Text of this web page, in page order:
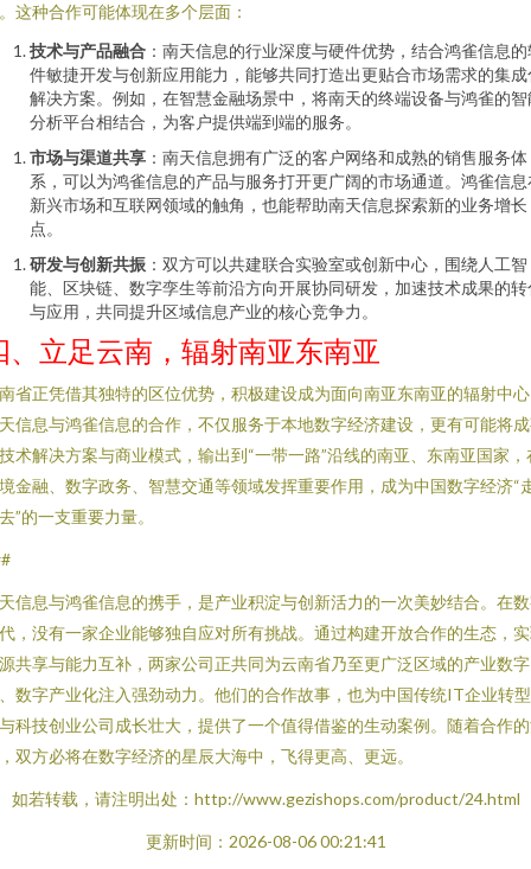
这种合作可能体现在多个层面：
技术与产品融合 ：南天信息的行业深度与硬件优势，结合鸿雀信息的
件敏捷开发与创新应用能力，能够共同打造出更贴合市场需求的集成
解决方案。例如，在智慧金融场景中，将南天的终端设备与鸿雀的智
分析平台相结合，为客户提供端到端的服务。
市场与渠道共享 ：南天信息拥有广泛的客户网络和成熟的销售服务体
系，可以为鸿雀信息的产品与服务打开更广阔的市场通道。鸿雀信息
新兴市场和互联网领域的触角，也能帮助南天信息探索新的业务增长
点。
研发与创新共振 ：双方可以共建联合实验室或创新中心，围绕人工智
能、区块链、数字孪生等前沿方向开展协同研发，加速技术成果的转
与应用，共同提升区域信息产业的核心竞争力。
、立足云南，辐射南亚东南亚
省正凭借其独特的区位优势，积极建设成为面向南亚东南亚的辐射中
信息与鸿雀信息的合作，不仅服务于本地数字经济建设，更有可能将
术解决方案与商业模式，输出到“一带一路”沿线的南亚、东南亚国家，
金融、数字政务、智慧交通等领域发挥重要作用，成为中国数字经济“
”的一支重要力量。
信息与鸿雀信息的携手，是产业积淀与创新活力的一次美妙结合。在
，没有一家企业能够独自应对所有挑战。通过构建开放合作的生态，
共享与能力互补，两家公司正共同为云南省乃至更广泛区域的产业数字
数字产业化注入强劲动力。他们的合作故事，也为中国传统IT企业转
科技创业公司成长壮大，提供了一个值得借鉴的生动案例。随着合作
双方必将在数字经济的星辰大海中，飞得更高、更远。
如若转载，请注明出处：http://www.gezishops.com/product/24.html
更新时间：2026-08-06 00:21:41